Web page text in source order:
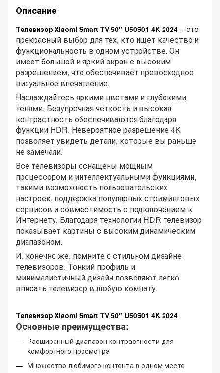
Описание
Телевизор Xiaomi Smart TV 50" U50S01 4K 2024 – это
прекрасный выбор для тех, кто ищет качество и
функциональность в одном устройстве. Он
имеет большой и яркий экран с высоким
разрешением, что обеспечивает превосходное
визуальное впечатление.
Наслаждайтесь яркими цветами и глубокими
тенями. Безупречная четкость и высокая
контрастность обеспечиваются благодаря
функции HDR. Невероятное разрешение 4K
позволяет увидеть детали, которые вы раньше
не замечали.
Все телевизоры оснащены мощным
процессором и интеллектуальными функциями,
такими возможность пользовательских
настроек, поддержка популярных стриминговых
сервисов и совместимость с подключением к
Интернету. Благодаря технологии HDR телевизор
показывает картины с высоким динамическим
диапазоном.
И, конечно же, помните о стильном дизайне
телевизоров. Тонкий профиль и
минималистичный дизайн позволяют легко
вписать телевизор в любую комнату.
Телевизор Xiaomi Smart TV 50" U50S01 4K 2024
Основные преимущества:
Расширенный диапазон контрастности для
комфортного просмотра
Множество любимого контента в одном месте